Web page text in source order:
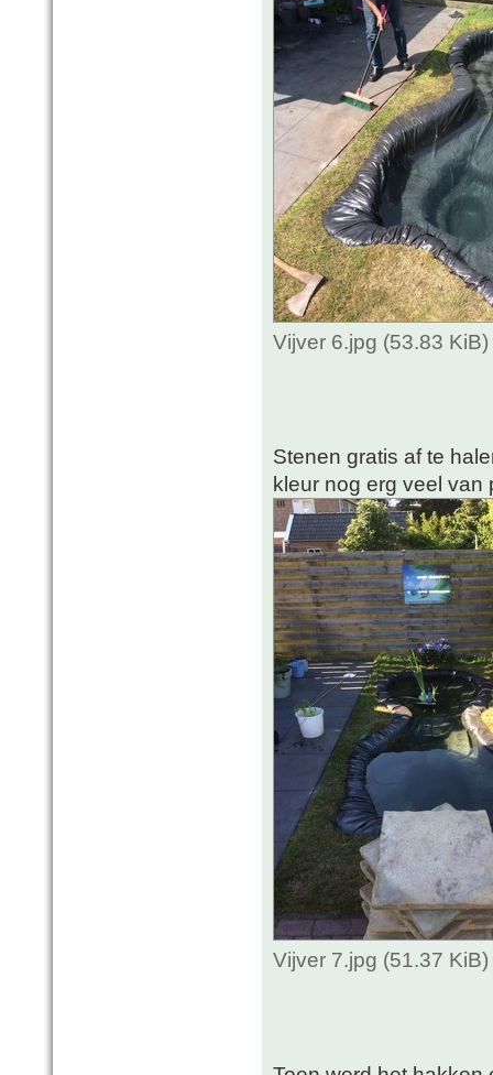
Vijver 6.jpg (53.83
Stenen gratis af te
kleur nog erg veel
Vijver 7.jpg (51.37